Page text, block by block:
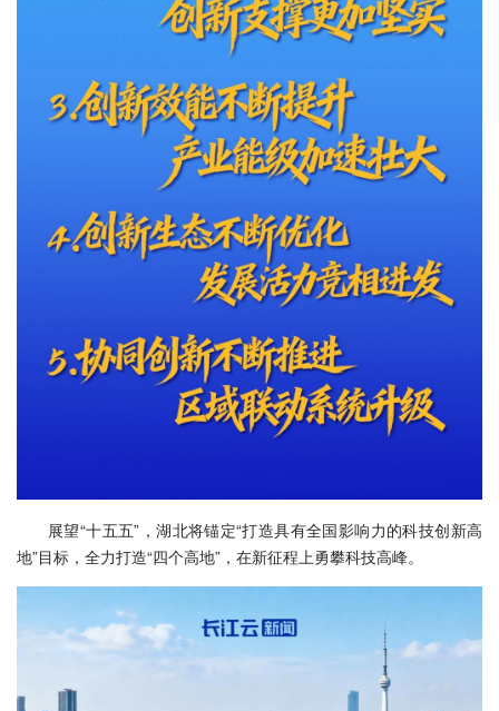
展望“十五五”，湖北将锚定“打造具有全国影响力的科技创新高
地”目标，全力打造“四个高地”，在新征程上勇攀科技高峰。